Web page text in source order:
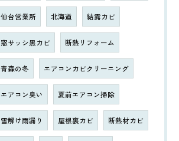
仙台営業所 北海道 結露カビ
窓サッシ黒カビ 断熱リフォーム
青森の冬 エアコンカビクリーニング
エアコン臭い 夏前エアコン掃除
雪解け雨漏り 屋根裏カビ 断熱材カビ